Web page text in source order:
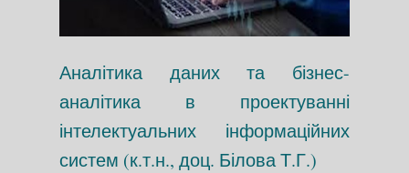
Аналітика даних та бізнес-
аналітика в проектуванні
інтелектуальних інформаційних
систем (к.т.н., доц. Білова Т.Г.)